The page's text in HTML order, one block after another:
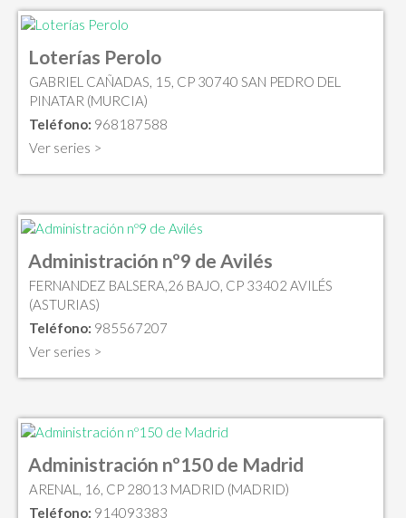
Loterías Perolo
GABRIEL CAÑADAS, 15, CP 30740 SAN PEDRO DEL
PINATAR (MURCIA)
Teléfono: 968187588
Ver series >
Administración nº9 de Avilés
FERNANDEZ BALSERA,26 BAJO, CP 33402 AVILÉS
(ASTURIAS)
Teléfono: 985567207
Ver series >
Administración nº150 de Madrid
ARENAL, 16, CP 28013 MADRID (MADRID)
Teléfono: 914093383